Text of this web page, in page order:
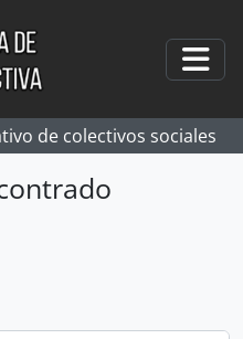
de colectivos sociales